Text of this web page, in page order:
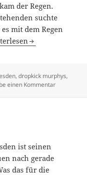
der Regen.
suchte
mit dem Regen
Murphys live in
,dropkick murphys,
einen Kommentarzu
ist seinen
nach gerade
das für die